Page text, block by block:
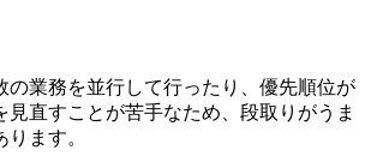
の業務を並行して行ったり、優先順位が
見直すことが苦手なため、段取りがうま
ます。